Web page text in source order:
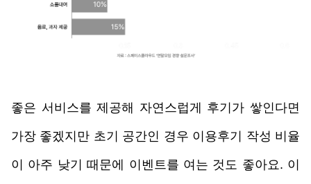
좋은 서비스를 제공해 자연스럽게 후기가 쌓인다면
가장 좋겠지만 초기 공간인 경우 이용후기 작성 비율
이 아주 낮기 때문에 이벤트를 여는 것도 좋아요. 이